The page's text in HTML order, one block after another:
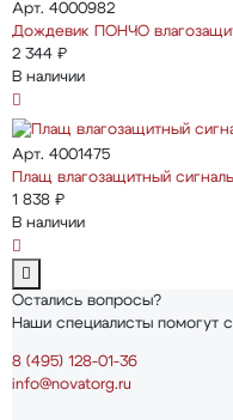
Арт. 4000982
Дождевик ПОНЧО
2 344 ₽
В наличии
Арт. 4001475
Плащ влагозащитный
1 838 ₽
В наличии
Остались вопросы?
Наши специалисты помогут
8 (495) 128-01-36
info@novatorg.ru